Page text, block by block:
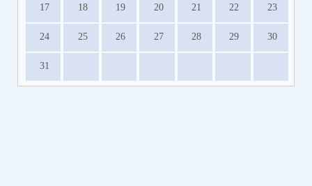
17 18 19 20 21 22 23
24 25 26 27 28 29 30
31